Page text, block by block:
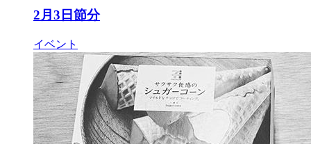
2月3日節分
イベント